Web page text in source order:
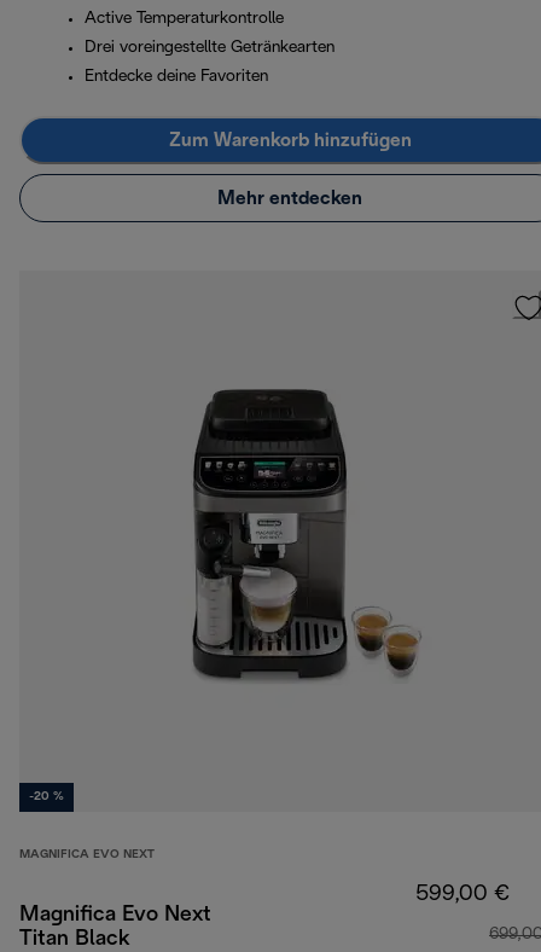
Active Temperaturkontrolle
Drei voreingestellte Getränkearten
Entdecke deine Favoriten
Zum Warenkorb hinzufügen
Mehr entdecken
-20 %
MAGNIFICA EVO NEXT
Magnifica Evo Next
Titan Black
599,00 €